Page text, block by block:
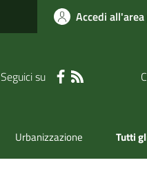
Accedi
Seguici su
Urbanizzazione Tutti